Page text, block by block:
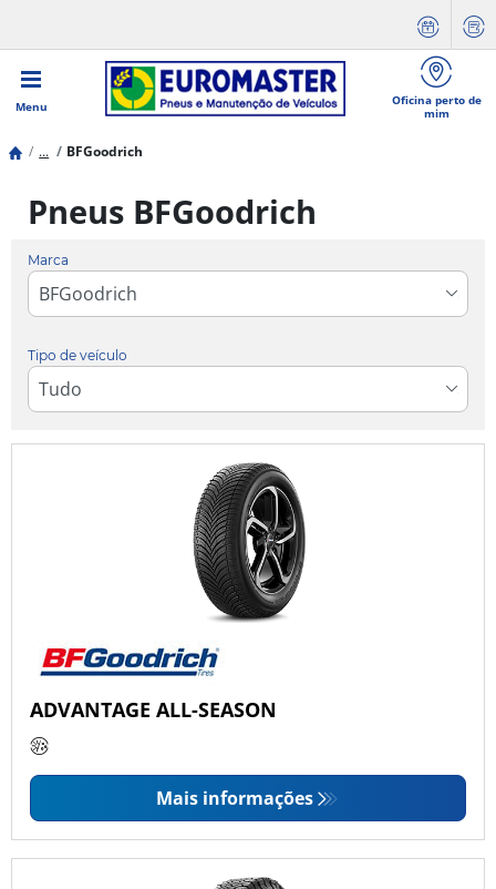
Menu
Oficina perto de
mim
... BFGoodrich
Pneus BFGoodrich
Marca
Tipo de veículo
ADVANTAGE ALL-SEASON
Mais informações